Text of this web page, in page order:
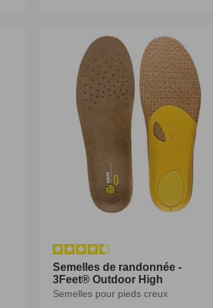
35-36 37-38 39-40
40-41
42-43
44-46 47-49
Semelles de randonnée -
3Feet® Outdoor High
Semelles pour pieds creux